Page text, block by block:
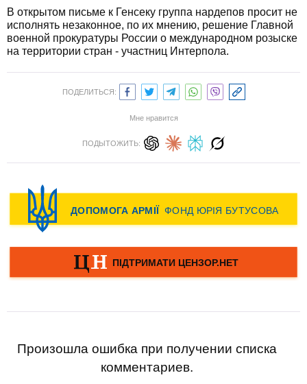
В открытом письме к Генсеку группа нардепов просит не
исполнять незаконное, по их мнению, решение Главной
военной прокуратуры России о международном розыске
на территории стран - участниц Интерпола.
ПОДЕЛИТЬСЯ:
Мне нравится
ПОДЫТОЖИТЬ:
Произошла ошибка при получении списка
комментариев.